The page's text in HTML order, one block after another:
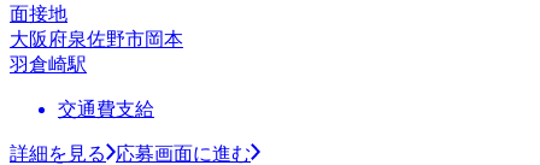
面接地
大阪府泉佐野市岡本
羽倉崎駅
交通費支給
詳細を見る
応募画面に進む